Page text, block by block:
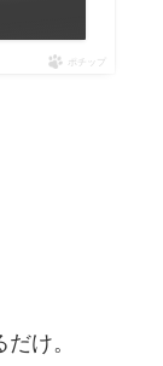
ポチップ
け。